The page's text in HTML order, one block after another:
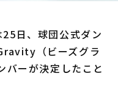
ルス
日、球団公式ダン
（ビーズグラ
バーが決定したこと